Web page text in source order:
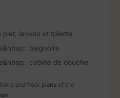
lavabo et toilette
baignoire
cabine de douche
and floor plans of the